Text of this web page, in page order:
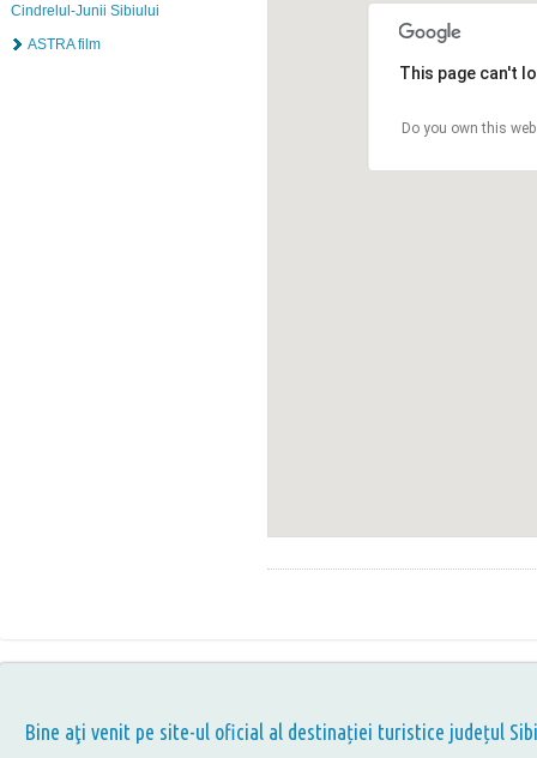
Cindrelul-Junii Sibiului
ASTRA film
This page can't
Do you own this
Bine aţi venit pe site-ul oficial al destinației turistice județul